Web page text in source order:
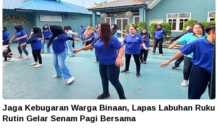
Jaga Kebugaran Warga Binaan, Lapas Labuhan Ruku
Rutin Gelar Senam Pagi Bersama